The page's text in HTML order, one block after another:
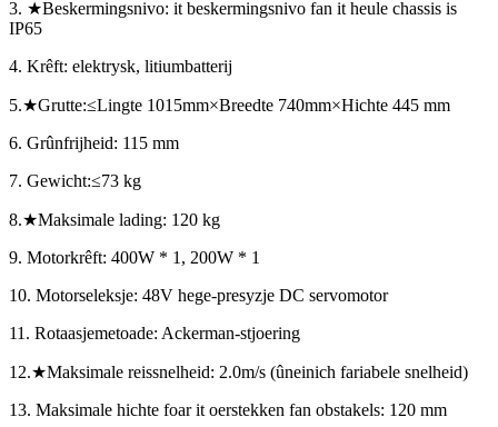
3. ★Beskermingsnivo: it beskermingsnivo fan it heule chassis is
IP65
4. Krêft: elektrysk, litiumbatterij
5.★Grutte:≤Lingte 1015mm×Breedte 740mm×Hichte 445 mm
6. Grûnfrijheid: 115 mm
7. Gewicht:≤73 kg
8.★Maksimale lading: 120 kg
9. Motorkrêft: 400W * 1, 200W * 1
10. Motorseleksje: 48V hege-presyzje DC servomotor
11. Rotaasjemetoade: Ackerman-stjoering
12.★Maksimale reissnelheid: 2.0m/s (ûneinich fariabele snelheid)
13. Maksimale hichte foar it oerstekken fan obstakels: 120 mm